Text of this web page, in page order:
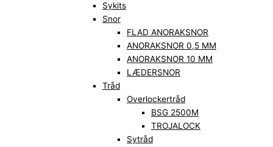
Sykits
Snor
FLAD ANORAKSNOR
ANORAKSNOR 0,5 MM
ANORAKSNOR 10 MM
LÆDERSNOR
Tråd
Overlockertråd
BSG 2500M
TROJALOCK
Sytråd